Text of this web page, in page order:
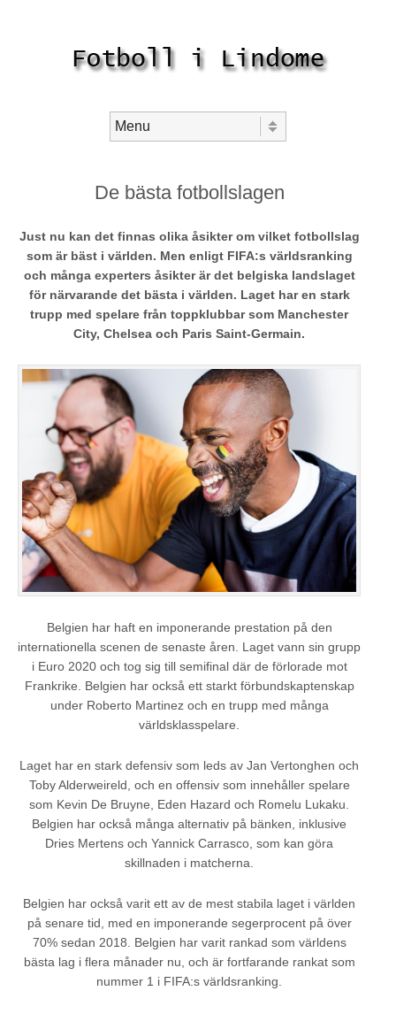
De bästa fotbollslagen
Just nu kan det finnas olika åsikter om vilket fotbollslag
som är bäst i världen. Men enligt FIFA:s världsranking
och många experters åsikter är det belgiska landslaget
för närvarande det bästa i världen. Laget har en stark
trupp med spelare från toppklubbar som Manchester
City, Chelsea och Paris Saint-Germain.
Belgien har haft en imponerande prestation på den
internationella scenen de senaste åren. Laget vann sin grupp
i Euro 2020 och tog sig till semifinal där de förlorade mot
Frankrike. Belgien har också ett starkt förbundskaptenskap
under Roberto Martinez och en trupp med många
världsklasspelare.
Laget har en stark defensiv som leds av Jan Vertonghen och
Toby Alderweireld, och en offensiv som innehåller spelare
som Kevin De Bruyne, Eden Hazard och Romelu Lukaku.
Belgien har också många alternativ på bänken, inklusive
Dries Mertens och Yannick Carrasco, som kan göra
skillnaden i matcherna.
Belgien har också varit ett av de mest stabila laget i världen
på senare tid, med en imponerande segerprocent på över
70% sedan 2018. Belgien har varit rankad som världens
bästa lag i flera månader nu, och är fortfarande rankat som
nummer 1 i FIFA:s världsranking.